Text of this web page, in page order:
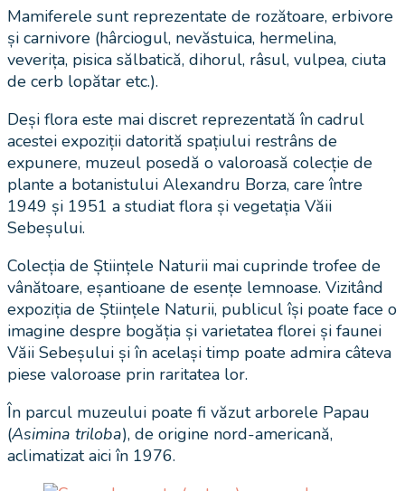
Mamiferele sunt reprezentate de rozătoare, erbivore
și carnivore (hârciogul, nevăstuica, hermelina,
veverița, pisica sălbatică, dihorul, râsul, vulpea, ciuta
de cerb lopătar etc.).
Deși flora este mai discret reprezentată în cadrul
acestei expoziții datorită spațiului restrâns de
expunere, muzeul posedă o valoroasă colecție de
plante a botanistului Alexandru Borza, care între
1949 și 1951 a studiat flora și vegetația Văii
Sebeșului.
Colecția de Științele Naturii mai cuprinde trofee de
vânătoare, eșantioane de esențe lemnoase. Vizitând
expoziția de Științele Naturii, publicul își poate face o
imagine despre bogăția și varietatea florei și faunei
Văii Sebeșului și în același timp poate admira câteva
piese valoroase prin raritatea lor.
În parcul muzeului poate fi văzut arborele Papau
(Asimina triloba), de origine nord-americană,
aclimatizat aici în 1976.